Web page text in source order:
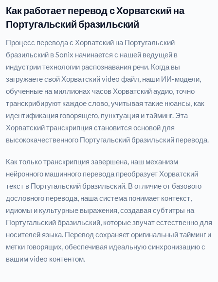
Как работает перевод с Хорватский на
Португальский бразильский
Процесс перевода с Хорватский на Португальский
бразильский в Sonix начинается с нашей ведущей в
индустрии технологии распознавания речи. Когда вы
загружаете свой Хорватский video файл, наши ИИ-модели,
обученные на миллионах часов Хорватский аудио, точно
транскрибируют каждое слово, учитывая такие нюансы, как
идентификация говорящего, пунктуация и тайминг. Эта
Хорватский транскрипция становится основой для
высококачественного Португальский бразильский перевода.
Как только транскрипция завершена, наш механизм
нейронного машинного перевода преобразует Хорватский
текст в Португальский бразильский. В отличие от базового
дословного перевода, наша система понимает контекст,
идиомы и культурные выражения, создавая субтитры на
Португальский бразильский, которые звучат естественно для
носителей языка. Перевод сохраняет оригинальный тайминг и
метки говорящих, обеспечивая идеальную синхронизацию с
вашим video контентом.